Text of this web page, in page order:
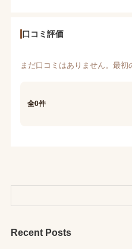
口コミ評価
まだ口コミはありません。最
全0件
Recent Posts